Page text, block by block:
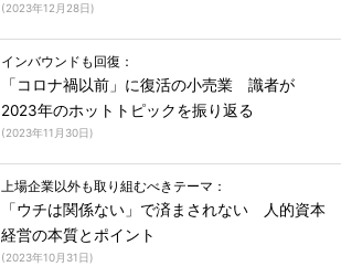
(2023年12月28日)
インバウンドも回復：
「コロナ禍以前」に復活の小売業 識者が
2023年のホットトピックを振り返る
(2023年11月30日)
上場企業以外も取り組むべきテーマ：
「ウチは関係ない」で済まされない 人的資本
経営の本質とポイント
(2023年10月31日)